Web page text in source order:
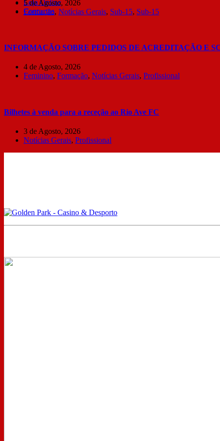
Loja Online
Contactos
5 de Agosto, 2026
Formação, Notícias Gerais, Sub-15, Sub-15
INFORMAÇÃO SOBRE PEDIDOS DE ACREDITAÇÃO E
4 de Agosto, 2026
Feminino, Formação, Notícias Gerais, Profissional
Bilhetes à venda para a receção ao Rio Ave FC
3 de Agosto, 2026
Notícias Gerais, Profissional